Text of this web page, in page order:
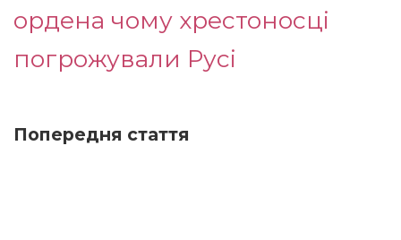
ордена чому хрестоносці
погрожували Русі
Попередня стаття